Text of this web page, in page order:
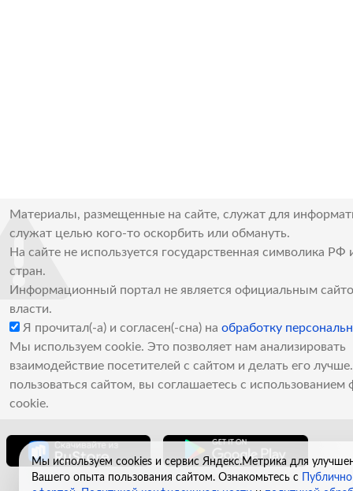
Материалы, размещенные на сайте, служат для
служат целью кого-то оскорбить или обмануть.
На сайте не используется государственная символика РФ
стран.
Информационный портал не является официальным
власти.
Я прочитал(-а) и согласен(-сна) на обработку
Мы используем cookie. Это позволяет нам анализировать
взаимодействие посетителей с сайтом и делать его
пользоваться сайтом, вы соглашаетесь с использованием
cookie.
Мы используем cookies и сервис Яндекс.Метрика для
Вашего опыта пользования сайтом. Ознакомьтесь с